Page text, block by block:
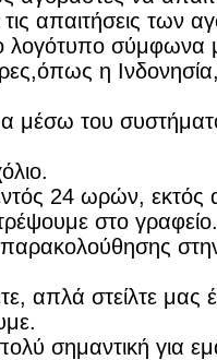
απαιτήσεις των
σύμφωνα
η
μέσω του
24 ωρών, εκτός
στο γραφείο.
απλά στείλτε μας
σημαντική για